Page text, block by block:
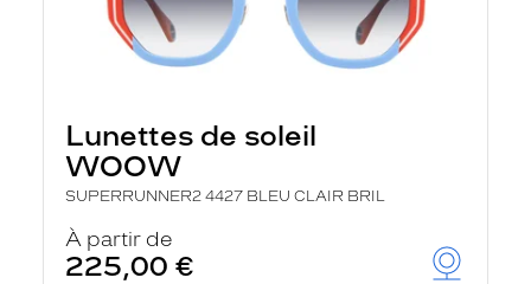
Lunettes de soleil
WOOW
SUPERRUNNER2 4427 BLEU CLAIR BRIL
À partir de
225,00 €